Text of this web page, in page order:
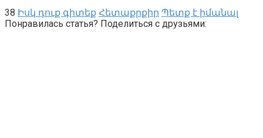
38 Իսկ դուք գիտեք Հետաքրքիր Պետք է իմանալ
Понравилась статья? Поделиться с друзьями: